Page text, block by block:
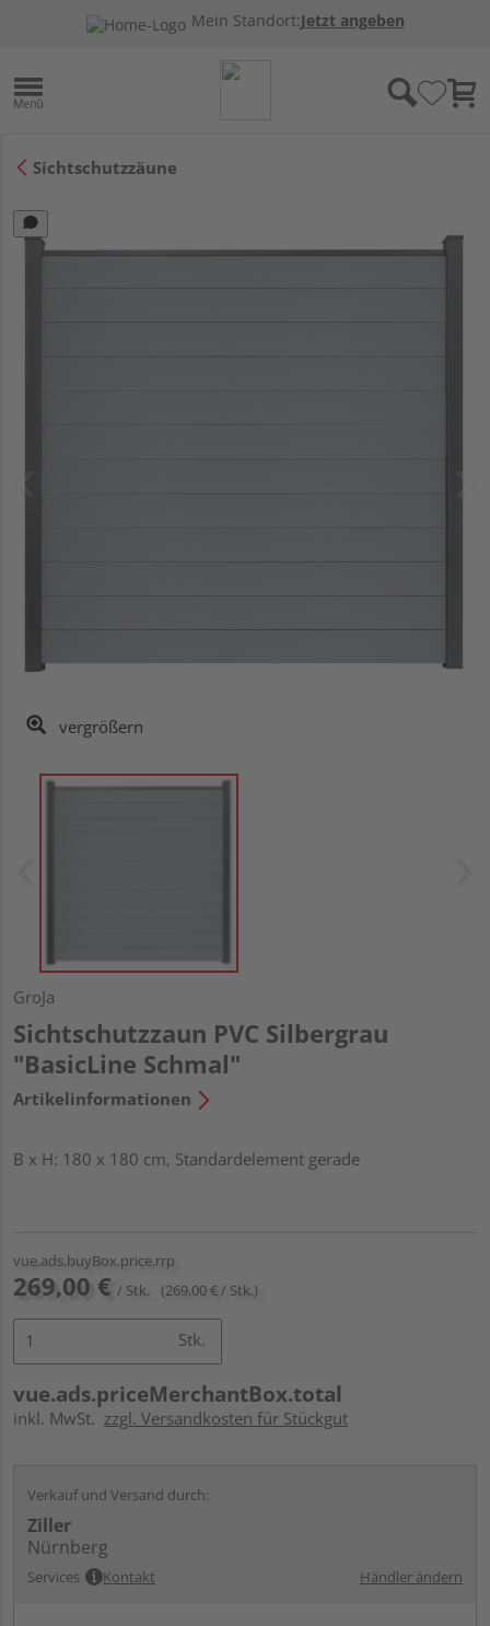
Mein Standort:Jetzt angeben
Sichtschutzzäune
vergrößern
GroJa
Sichtschutzzaun PVC Silbergrau
"BasicLine Schmal"
Artikelinformationen
B x H: 180 x 180 cm, Standardelement gerade
vue.ads.buyBox.price.rrp
269,00 € / Stk. (269,00 € / Stk.)
Stk.
vue.ads.priceMerchantBox.total
inkl. MwSt. zzgl. Versandkosten für Stückgut
Verkauf und Versand durch:
Ziller
Nürnberg
Services Kontakt Händler ändern